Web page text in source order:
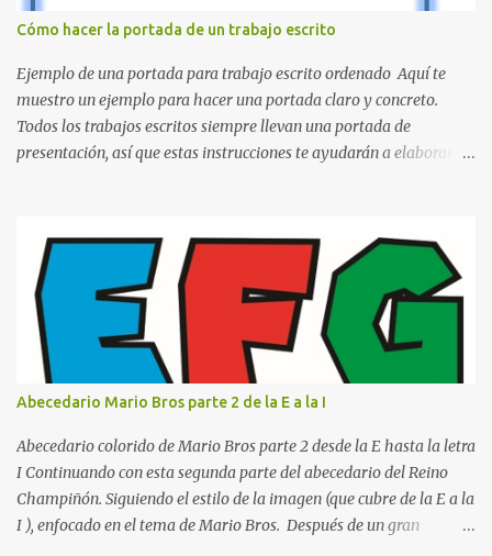
inspirado en los niveles de los juegos. Formas icónicas : No te
pierdas la letra O , diseñada con ese estilo geométrico tan carac...
Cómo hacer la portada de un trabajo escrito
Ejemplo de una portada para trabajo escrito ordenado Aquí te
muestro un ejemplo para hacer una portada claro y concreto.
Todos los trabajos escritos siempre llevan una portada de
presentación, así que estas instrucciones te ayudarán a elaborar
ellos se puedan guiar con esta explicación. Los datos esenciales
para una portada para presentar un trabajo escrito a mano o
impreso son los siguientes y en este orden: Nombre de la escuela o
del instituto (Es muy importante este dato) Título del trabajo
(Puede ser: Ensayo sobre la lectura, o Informe de computación)
Nombre completo del alumno que va a presentar dicho trabajo
escrito La clase, materia ó asignatura Grupo Nombre del maestro
o catedrático Ciudad y fecha...
Abecedario Mario Bros parte 2 de la E a la I
Abecedario colorido de Mario Bros parte 2 desde la E hasta la letra
I Continuando con esta segunda parte del abecedario del Reino
Champiñón. Siguiendo el estilo de la imagen (que cubre de la E a la
I ), enfocado en el tema de Mario Bros. Después de un gran